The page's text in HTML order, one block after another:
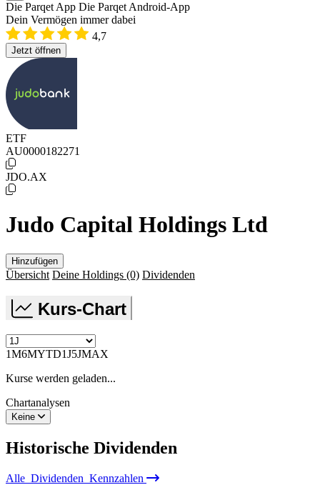
Die Parqet App Die Parqet Android-App
Dein Vermögen immer dabei
4,7
Jetzt öffnen
ETF
AU0000182271
JDO.AX
Judo Capital Holdings Ltd
Hinzufügen
Übersicht Deine Holdings (0) Dividenden
Kurs-Chart
1M6MYTD1J5JMAX
Kurse werden geladen...
Chartanalysen
Keine
Historische Dividenden
Alle Dividenden Kennzahlen